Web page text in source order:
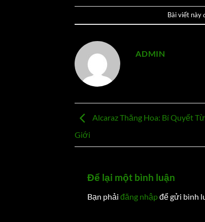
Bài viết này
ADMIN
Alcaraz Thăng Hoa: Bí Quyết
Giới
Để lại một bình luận
Bạn phải đăng nhậpđể gửi bình